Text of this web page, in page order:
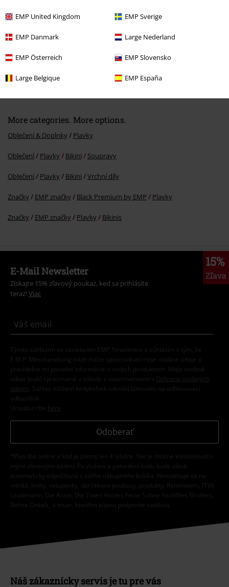
EMP United Kingdom EMP Sverige
EMP Danmark Large Nederland
EMP Österreich EMP Slovensko
Large Belgique EMP España
OMC€ 22,99
More categories. More options.
Oblečení & Doplnky Plavky
Oblečení Plavky Bikini Soupravy
Oblečení Plavky Bikini Vrchní díly
Značky EMP značky Black Premium by EMP Plavky
Značky EMP značky Plavky Bikinis
15%
Zľava
E-Mail Newsletter
Získajte 15% zľavový poukaz, keď sa prihlásite
teraz! Viac
Týmto súhlasím so zasielaním EMP Newslettra a súhlasím s tým, že
E.M.P. Merchandising mbH môže spracovávať moje osobné údaje a
pravidelne mi posielať informácie o svojich produktoch. Moje osobné
údaje budú spracované v súlade s ustanoveniami v
Ochrana osobných
údajov
. Súhlas môžem kedykoľvek odvolať kliknutím na odhlasovací
odkaz/link.
Unsubscribe here
Odoberať
*Platí iba online a kód je platný len 4 týždne. Nie je možné kombinovať s
inými zľavovými kódmi. Po vložení a potvrdení kódu bude zľava
automaticky odpočítaná z vášho nákupného košíka. Nevzťahuje sa na
médiá, knihy, vstupenky, darčekové poukazy, produkty: Rammstein, (Till)
Lindemann, Die Ärzte, Die Toten Hosen, Feine Sahne Fischfilet, Broilers,
Böhse Onkelz, a tovar, ktorého kúpou podporíte nadáciu.
Náš zákaznícky servis je tu pre vás